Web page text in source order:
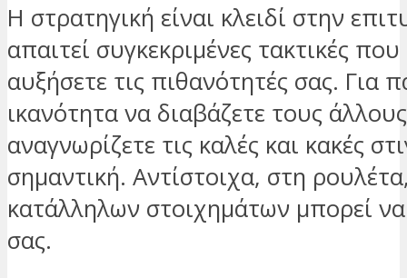
Η στρατηγική είναι κλειδί στην
απαιτεί συγκεκριμένες τακτικές
αυξήσετε τις πιθανότητές σας. Για
ικανότητα να διαβάζετε τους
αναγνωρίζετε τις καλές και κακές
σημαντική. Αντίστοιχα, στη
κατάλληλων στοιχημάτων μπορεί
σας.